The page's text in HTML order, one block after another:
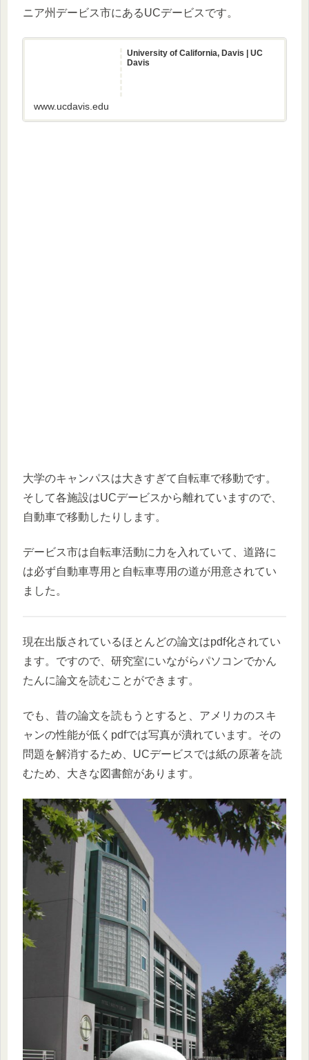
ニア州デービス市にあるUCデービスです。
University of California, Davis | UC
Davis
www.ucdavis.edu
大学のキャンパスは大きすぎて自転車で移動です。
そして各施設はUCデービスから離れていますので、
自動車で移動したりします。
デービス市は自転車活動に力を入れていて、道路に
は必ず自動車専用と自転車専用の道が用意されてい
ました。
現在出版されているほとんどの論文はpdf化されてい
ます。ですので、研究室にいながらパソコンでかん
たんに論文を読むことができます。
でも、昔の論文を読もうとすると、アメリカのスキ
ャンの性能が低くpdfでは写真が潰れています。その
問題を解消するため、UCデービスでは紙の原著を読
むため、大きな図書館があります。